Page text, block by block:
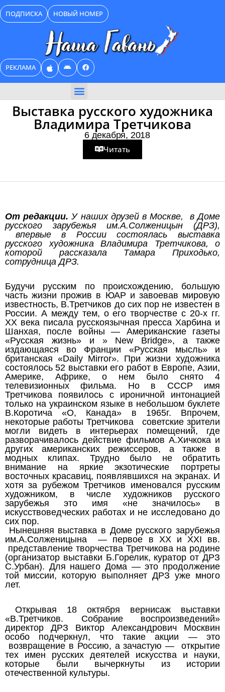
Перейти
к
содержимому
ПОДПИСКА НОВЫЙ НОМЕР
РЕКЛАМА
Выставка русского художника
Владимира Третчикова
6 декабря, 2018
Читать
От редакции.У наших друзей в Москве, в Доме
русского зарубежья им.А.Солженицын (ДРЗ),
впервые в России состоялась выставка
русского художника Владимира Третчикова, о
которой рассказала Тамара Приходько,
сотрудница ДРЗ.
Будучи русским по происхождению, большую
часть жизни прожив в ЮАР и завоевав мировую
известность, В.Третчиков до сих пор не известен в
России. А между тем, о его творчестве с 20-х гг.
ХХ века писала русскоязычная пресса Харбина и
Шанхая, после войны — Американские газеты
«Русская жизнь» и » New Bridge», а также
издающаяся во Франции «Русская мысль» и
британская «Daily Mirror». При жизни художника
состоялось 52 выставки его работ в Европе, Азии,
Америке, Африке, о нем было снято 4
телевизионных фильма. Но в СССР имя
Третчикова появилось c ироничной интонацией
только на украинском языке в небольшом буклете
В.Коротича «О, Канада» в 1965г. Впрочем,
некоторые работы Третчикова советские зрители
могли видеть в интерьерах помещений, где
разворачивалось действие фильмов А.Хичкока и
других американских режиссеров, а также в
модных клипах. Трудно было не обратить
внимание на яркие экзотические портреты
восточных красавиц, появлявшихся на экранах. И
хотя за рубежом Третчиков именовался русским
художником, в числе художников русского
зарубежья это имя «не значилось» в
искусствоведческих работах и не исследовано до
сих пор.
Нынешняя выставка в Доме русского зарубежья
им.А.Солженицына — первое в ХХ и ХХI вв.
представление творчества Третчикова на родине
(организатор выставки Б.Горелик, куратор от ДРЗ
С.Урбан). Для нашего Дома — это продолжение
той миссии, которую выполняет ДРЗ уже много
лет.
Открывая 18 октября вернисаж выставки
«В.Третчиков. Собрание воспроизведений»
директор ДРЗ Виктор Александрович Москвин
особо подчеркнул, что такие акции — это
возвращение в Россию, а зачастую — открытие
тех имен русских деятелей искусства и науки,
которые были вычеркнуты из истории
отечественной культуры.